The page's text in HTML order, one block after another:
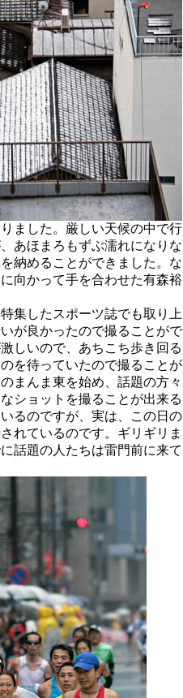
ました。厳しい天候の中で行
あほまろもずぶ濡れになりな
納めることができました。な
向かって手を合わせた有森裕
集したスポーツ誌でも取り上
が良かったので撮ることがで
しいので、あちこち歩き回る
を待っていたので撮ることが
まんま東を始め、話題の方々
ショットを撮ることが出来る
るのですが、実は、この日の
れているのです。ギリギリま
話題の人たちは雷門前に来て